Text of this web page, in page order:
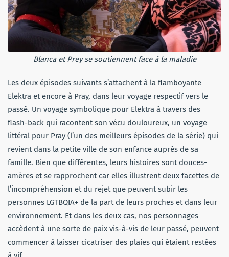
Blanca et Prey se soutiennent face à la maladie
Les deux épisodes suivants s’attachent à la flamboyante
Elektra et encore à Pray, dans leur voyage respectif vers le
passé. Un voyage symbolique pour Elektra à travers des
flash-back qui racontent son vécu douloureux, un voyage
littéral pour Pray (l’un des meilleurs épisodes de la série) qui
revient dans la petite ville de son enfance auprès de sa
famille. Bien que différentes, leurs histoires sont douces-
amères et se rapprochent car elles illustrent deux facettes de
l’incompréhension et du rejet que peuvent subir les
personnes LGTBQIA+ de la part de leurs proches et dans leur
environnement. Et dans les deux cas, nos personnages
accèdent à une sorte de paix vis-à-vis de leur passé, peuvent
commencer à laisser cicatriser des plaies qui étaient restées